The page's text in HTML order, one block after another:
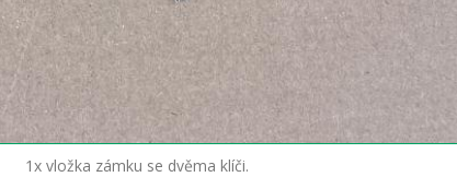
1x vložka zámku se dvěma klíči.